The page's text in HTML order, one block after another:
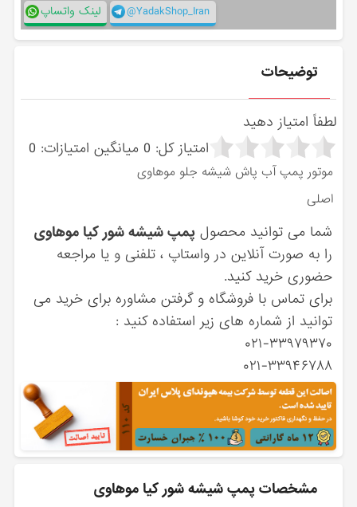
لینک واتساپ @YadakShop_Iran
توضیحات
لطفاً امتیاز دهید
امتیاز کل: 0 میانگین امتیازات: 0
موتور پمپ آب پاش شیشه جلو موهاوی
اصلی
شما می توانید محصولپمپ شیشه شور کیا موهاوی
را به صورت آنلاین در واستاپ ، تلفنی و یا مراجعه
حضوری خرید کنید.
برای تماس با فروشگاه و گرفتن مشاوره برای خرید می
توانید از شماره های زیر استفاده کنید :
۰۲۱-۳۳۹۷۹۳۷۰
۰۲۱-۳۳۹۴۶۷۸۸
مشخصات پمپ شیشه شور کیا موهاوی